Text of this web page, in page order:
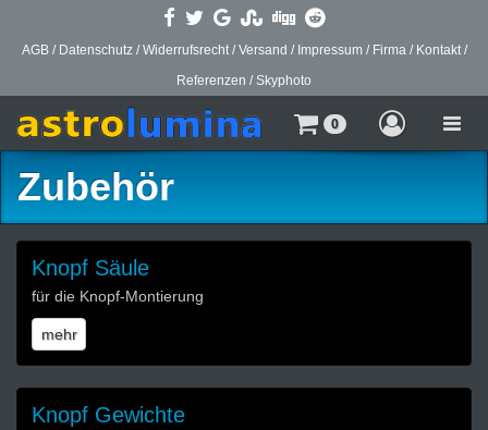
AGB / Datenschutz / Widerrufsrecht / Versand / Impressum / Firma / Kontakt /
Referenzen / Skyphoto
Toggle
0
Zubehör
Knopf Säule
für die Knopf-Montierung
mehr
Knopf Gewichte